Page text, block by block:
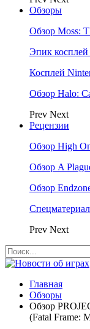
Обзоры
Обзор Moss:
Эпик
Косплей
Обзор Halo:
Prev Next
Рецензии
Обзор High
Обзор A
Обзор
Prev Next
Главная
Обзоры
Обзор
(Fatal Frame: